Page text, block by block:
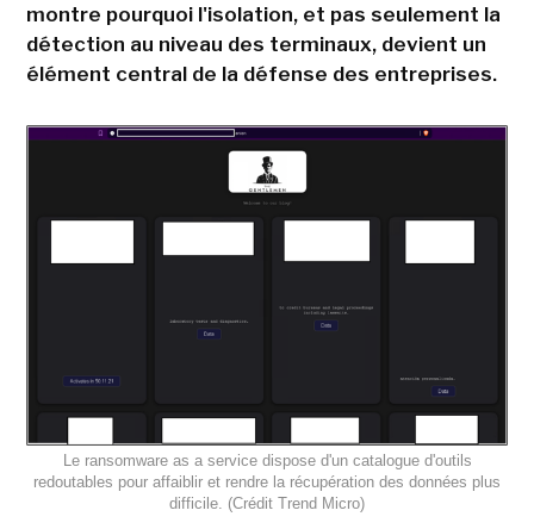
montre pourquoi l'isolation, et pas seulement la
détection au niveau des terminaux, devient un
élément central de la défense des entreprises.
Le ransomware as a service dispose d'un catalogue d'outils
redoutables pour affaiblir et rendre la récupération des données plus
difficile. (Crédit Trend Micro)